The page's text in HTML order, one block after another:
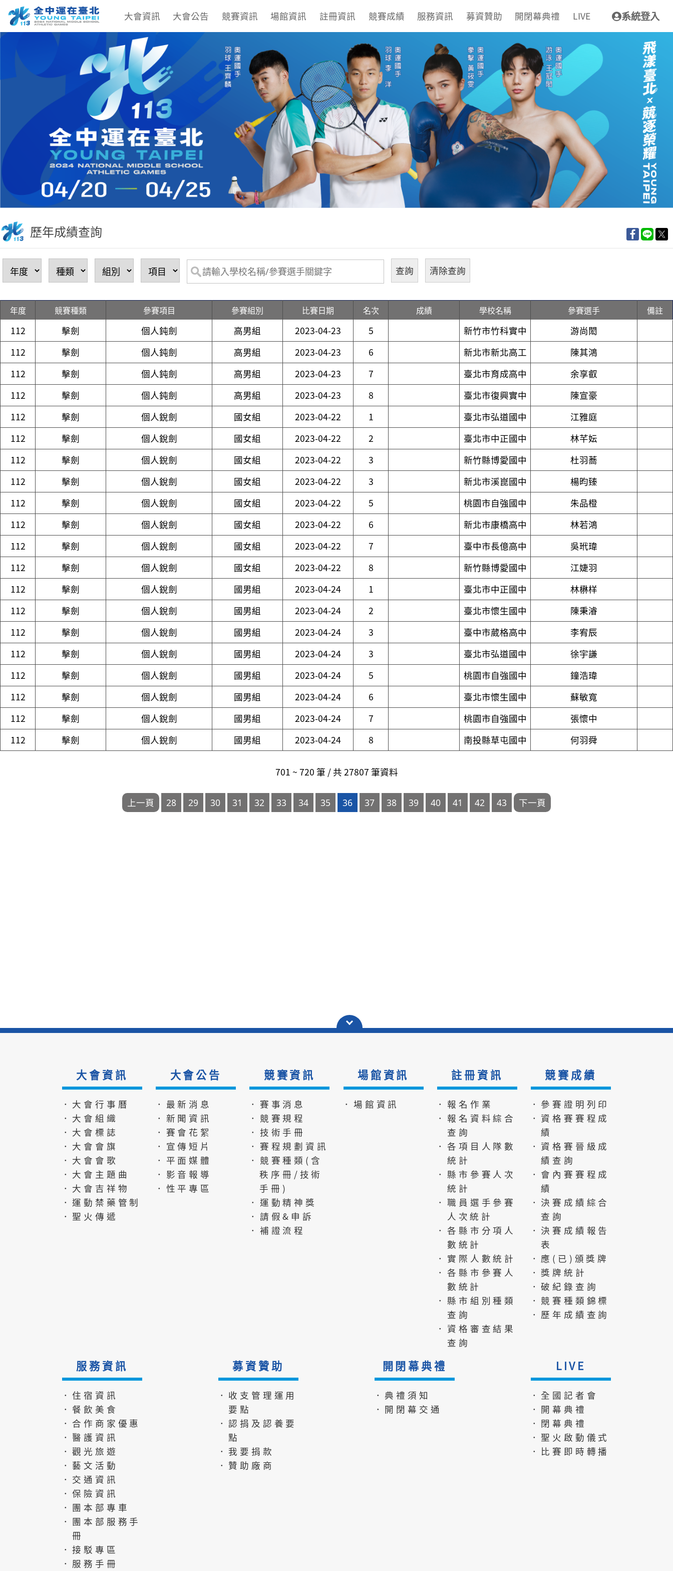
大會資訊 大會公告 競賽資訊 場館資訊 註冊資訊 競賽成績 服務資訊 募資贊助 開閉幕典禮 LIVE 系統登入
歷年成績查詢
年度 競賽種類 參賽項目 參賽組別 比賽日期 名次 成績 學校名稱 參賽選手 備註
112 擊劍 個人鈍劍 高男組 2023-04-23 5 新竹市竹科實中
游尚閎
112
擊劍 個人鈍劍 高男組 2023-04-23 6 新北市新北高工
陳其鴻
112
擊劍 個人鈍劍 高男組 2023-04-23 7 臺北市育成高中
余享叡
112
擊劍 個人鈍劍 高男組 2023-04-23 8 臺北市復興實中
陳宣豪
112
擊劍 個人銳劍 國女組 2023-04-22 1 臺北市弘道國中
江雅庭
112
擊劍 個人銳劍 國女組 2023-04-22 2 臺北市中正國中
林芊妘
112
擊劍 個人銳劍 國女組 2023-04-22 3 新竹縣博愛國中
杜羽蕎
112
擊劍 個人銳劍 國女組 2023-04-22 3 新北市溪崑國中
楊昀臻
112
擊劍 個人銳劍 國女組 2023-04-22 5 桃園市自強國中
朱品橙
112
擊劍 個人銳劍 國女組 2023-04-22 6 新北市康橋高中
林若鴻
112
擊劍 個人銳劍 國女組 2023-04-22 7 臺中市長億高中
吳玳瑋
112
擊劍 個人銳劍 國女組 2023-04-22 8 新竹縣博愛國中
江婕羽
112
擊劍 個人銳劍 國男組 2023-04-24 1 臺北市中正國中
林楙样
112
擊劍 個人銳劍 國男組 2023-04-24 2 臺北市懷生國中
陳秉濬
112
擊劍 個人銳劍 國男組 2023-04-24 3 臺中市葳格高中
李宥辰
112
擊劍 個人銳劍 國男組 2023-04-24 3 臺北市弘道國中
徐宇謙
112
擊劍 個人銳劍 國男組 2023-04-24 5 桃園市自強國中
鐘浩瑋
112
擊劍 個人銳劍 國男組 2023-04-24 6 臺北市懷生國中
蘇敏寬
112
擊劍 個人銳劍 國男組 2023-04-24 7 桃園市自強國中
張懷中
112
擊劍 個人銳劍 國男組 2023-04-24 8 南投縣草屯國中 何羽舜
701 ~ 720 筆 / 共 27807 筆資料
大會資訊
．大會行事曆
．大會組織
．大會標誌
．大會會旗
．大會會歌
．大會主題曲
．大會吉祥物
．運動禁藥管制
．聖火傳遞
大會公告
．最新消息
．新聞資訊
．賽會花絮
．宣傳短片
．平面媒體
．影音報導
．性平專區
競賽資訊
．賽事消息
．競賽規程
．技術手冊
．賽程規劃資訊
．競賽種類(含
秩序冊/技術
手冊)
．運動精神獎
．請假&申訴
．補證流程
場館資訊
．場館資訊
註冊資訊
．報名作業
．報名資料綜合
查詢
．各項目人隊數
統計
．縣市參賽人次
統計
．職員選手參賽
人次統計
．各縣市分項人
數統計
．實際人數統計
．各縣市參賽人
數統計
．縣市組別種類
查詢
．資格審查結果
查詢
競賽成績
．參賽證明列印
．資格賽賽程成
績
．資格賽晉級成
績查詢
．會內賽賽程成
績
．決賽成績綜合
查詢
．決賽成績報告
表
．應(已)頒獎牌
．獎牌統計
．破紀錄查詢
．競賽種類錦標
．歷年成績查詢
服務資訊
．住宿資訊
．餐飲美食
．合作商家優惠
．醫護資訊
．觀光旅遊
．藝文活動
．交通資訊
．保險資訊
．團本部專車
．團本部服務手
冊
．接駁專區
．服務手冊
募資贊助
．收支管理運用
要點
．認捐及認養要
點
．我要捐款
．贊助廠商
開閉幕典禮
．典禮須知
．開閉幕交通
LIVE
．全國記者會
．開幕典禮
．閉幕典禮
．聖火啟動儀式
．比賽即時轉播